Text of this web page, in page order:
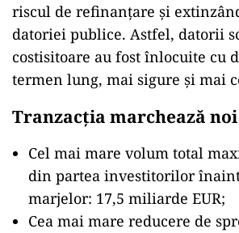
riscul de refinanțare și
datoriei publice. Astfel, datorii
costisitoare au fost înlocuite cu
termen lung, mai sigure și mai
Tranzacția marchează
Cel mai mare volum total
din partea investitorilor
marjelor: 17,5 miliarde EUR;
Cea mai mare reducere de